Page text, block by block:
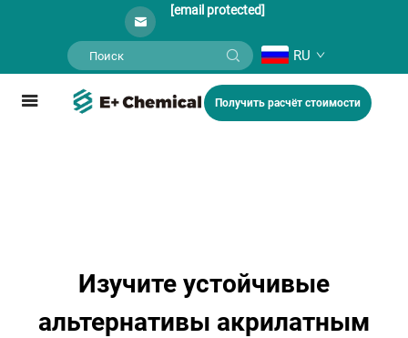
[email protected]
RU
Получить расчёт стоимости
Изучите устойчивые
альтернативы акрилатным